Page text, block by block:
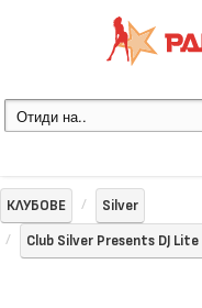
КЛУБОВЕ
Silver
Club Silver Presents DJ